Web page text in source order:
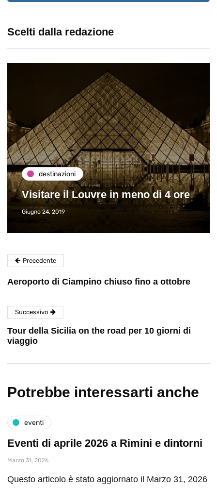
Scelti dalla redazione
destinazioni
Visitare il Louvre in meno di 4 ore
Giugno 24, 2019
Precedente
Aeroporto di Ciampino chiuso fino a ottobre
Successivo
Tour della Sicilia on the road per 10 giorni di
viaggio
Potrebbe interessarti anche
eventi
Eventi di aprile 2026 a Rimini e dintorni
Marzo 31, 2026
Questo articolo è stato aggiornato il Marzo 31, 2026